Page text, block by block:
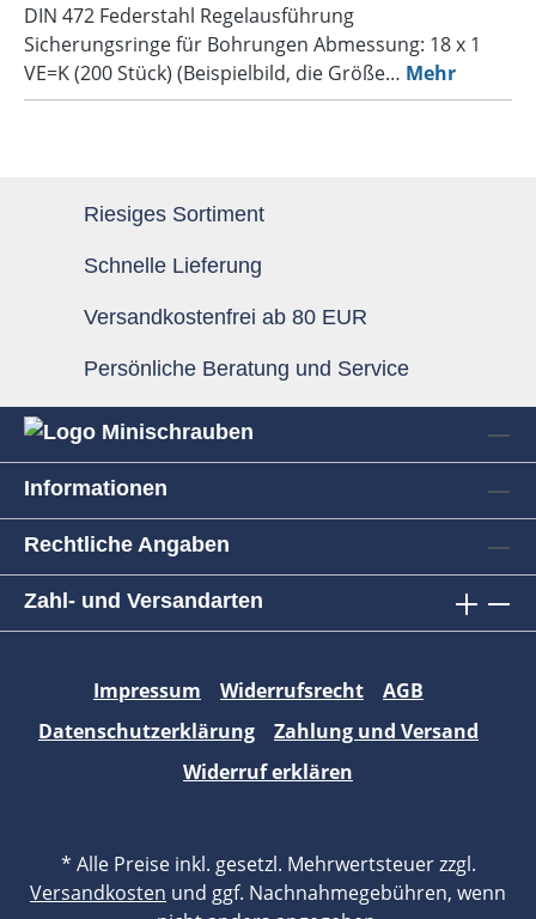
DIN 472 Federstahl Regelausführung
Sicherungsringe für Bohrungen Abmessung: 18 x 1
VE=K (200 Stück) (Beispielbild, die Größe… Mehr
Riesiges Sortiment
Schnelle Lieferung
Versandkostenfrei ab 80 EUR
Persönliche Beratung und Service
Informationen
Rechtliche Angaben
Zahl- und Versandarten
Impressum Widerrufsrecht
AGB
Datenschutzerklärung
Zahlung und Versand
Widerruf erklären
* Alle Preise inkl. gesetzl. Mehrwertsteuer zzgl.
Versandkosten und ggf. Nachnahmegebühren, wenn